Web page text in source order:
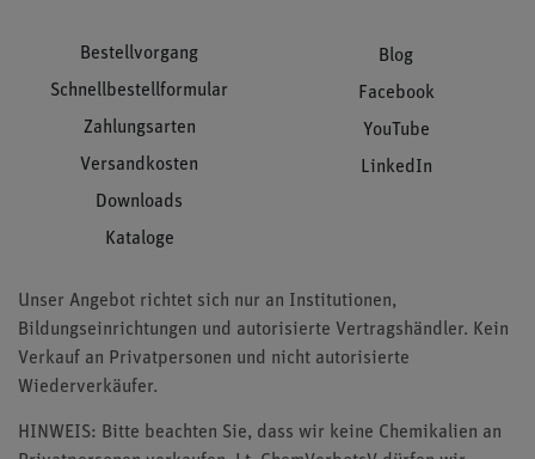
Bestellvorgang
Schnellbestellformular
Zahlungsarten
Versandkosten
Downloads
Kataloge
Blog
Facebook
YouTube
LinkedIn
Unser Angebot richtet sich nur an Institutionen,
Bildungseinrichtungen und autorisierte Vertragshändler. Kein
Verkauf an Privatpersonen und nicht autorisierte
Wiederverkäufer.
HINWEIS: Bitte beachten Sie, dass wir keine Chemikalien an